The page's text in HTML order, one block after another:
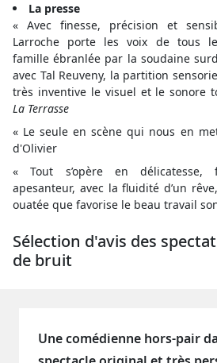
La presse
« Avec finesse, précision et
Larroche porte les voix de tous
famille ébranlée par la soudaine
avec Tal Reuveny, la partition
très inventive le visuel et le sonore
La Terrasse
« Le seule en scène qui nous en
d'Olivier
« Tout s’opère en délicatesse,
apesanteur, avec la fluidité d’un
ouatée que favorise le beau travail
Sélection d'avis des
de bruit
Une comédienne hors-pair